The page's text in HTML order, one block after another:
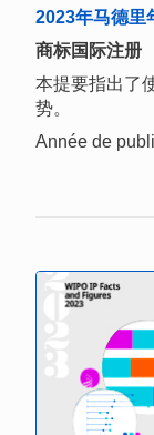
2023年马德
商标国际注册
本提要指出了
势。
Année de